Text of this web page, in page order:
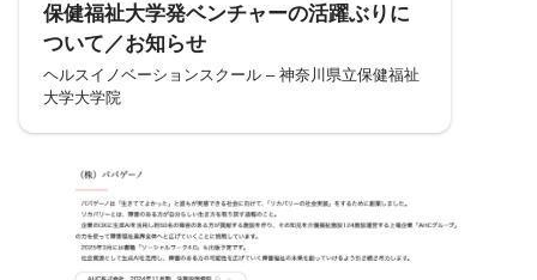
保健福祉大学発ベンチャーの活躍ぶりに
ついて／お知らせ
ヘルスイノベーションスクール – 神奈川県立保健福祉
大学大学院